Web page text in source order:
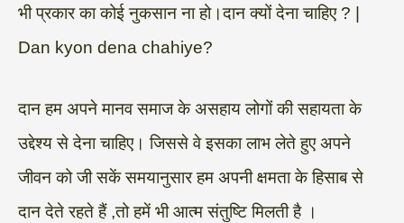
भी प्रकार का कोई नुकसान ना हो।दान क्यों देना चाहिए ? |
Dan kyon dena chahiye?
दान हम अपने मानव समाज के असहाय लोगों की सहायता के
उद्देश्य से देना चाहिए। जिससे वे इसका लाभ लेते हुए अपने
जीवन को जी सकें समयानुसार हम अपनी क्षमता के हिसाब से
दान देते रहते हैं ,तो हमें भी आत्म संतुष्टि मिलती है ।